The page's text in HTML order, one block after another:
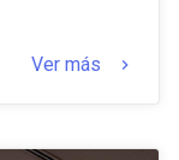
Ver más keyboard_arrow_right